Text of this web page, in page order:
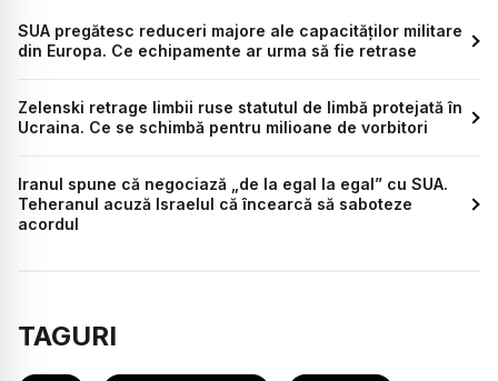
SUA pregătesc reduceri majore ale capacităților militare
din Europa. Ce echipamente ar urma să fie retrase
Zelenski retrage limbii ruse statutul de limbă protejată în
Ucraina. Ce se schimbă pentru milioane de vorbitori
Iranul spune că negociază „de la egal la egal” cu SUA.
Teheranul acuză Israelul că încearcă să saboteze
acordul
TAGURI